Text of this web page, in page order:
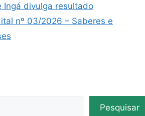
Ingá divulga resultado
nº 03/2026 – Saberes e
Pesquisar